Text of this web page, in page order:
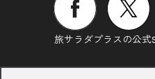
旅サラダプラスの公式